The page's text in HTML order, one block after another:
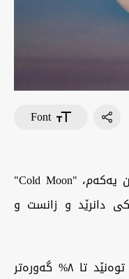
Font
‏ئیوارەی سوو پەنجشەممە، 4 کانون یەکەم، "Cold Moon"
دانرێد و زانست و
‏ مانگ لە نزیکترین خاڵە لە زەوی توەنێد تا ٨% گەورەتر